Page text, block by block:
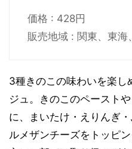
価格 : 428円
販売地域 : 関東、東海
3種きのこの味わいを楽し
ジュ。きのこのペースト
に、まいたけ・えりんぎ
ルメザンチーズをトッピ